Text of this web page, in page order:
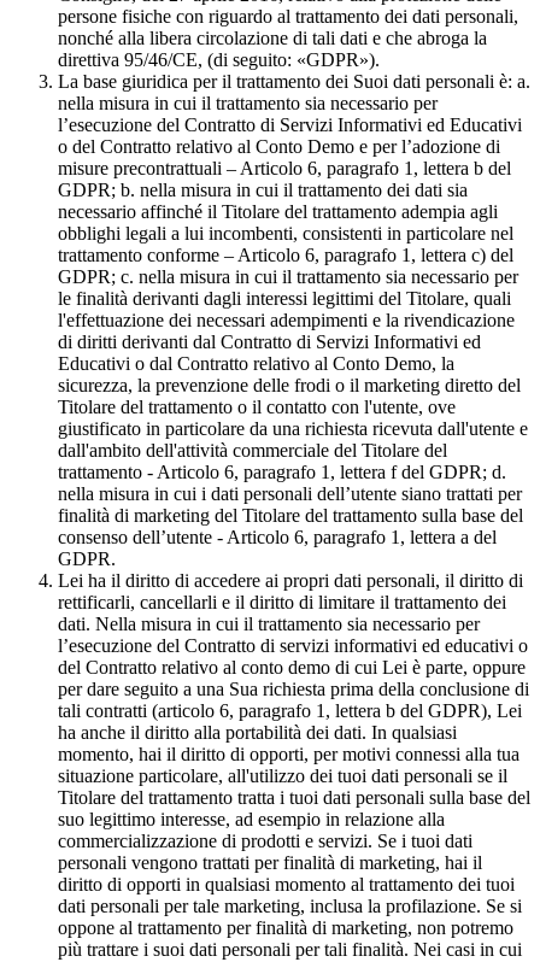
persone fisiche con riguardo al trattamento dei dati personali,
nonché alla libera circolazione di tali dati e che abroga la
direttiva 95/46/CE, (di seguito: «GDPR»).
La base giuridica per il trattamento dei Suoi dati personali è: a.
nella misura in cui il trattamento sia necessario per
l’esecuzione del Contratto di Servizi Informativi ed Educativi
o del Contratto relativo al Conto Demo e per l’adozione di
misure precontrattuali – Articolo 6, paragrafo 1, lettera b del
GDPR; b. nella misura in cui il trattamento dei dati sia
necessario affinché il Titolare del trattamento adempia agli
obblighi legali a lui incombenti, consistenti in particolare nel
trattamento conforme – Articolo 6, paragrafo 1, lettera c) del
GDPR; c. nella misura in cui il trattamento sia necessario per
le finalità derivanti dagli interessi legittimi del Titolare, quali
l'effettuazione dei necessari adempimenti e la rivendicazione
di diritti derivanti dal Contratto di Servizi Informativi ed
Educativi o dal Contratto relativo al Conto Demo, la
sicurezza, la prevenzione delle frodi o il marketing diretto del
Titolare del trattamento o il contatto con l'utente, ove
giustificato in particolare da una richiesta ricevuta dall'utente e
dall'ambito dell'attività commerciale del Titolare del
trattamento - Articolo 6, paragrafo 1, lettera f del GDPR; d.
nella misura in cui i dati personali dell’utente siano trattati per
finalità di marketing del Titolare del trattamento sulla base del
consenso dell’utente - Articolo 6, paragrafo 1, lettera a del
GDPR.
Lei ha il diritto di accedere ai propri dati personali, il diritto di
rettificarli, cancellarli e il diritto di limitare il trattamento dei
dati. Nella misura in cui il trattamento sia necessario per
l’esecuzione del Contratto di servizi informativi ed educativi o
del Contratto relativo al conto demo di cui Lei è parte, oppure
per dare seguito a una Sua richiesta prima della conclusione di
tali contratti (articolo 6, paragrafo 1, lettera b del GDPR), Lei
ha anche il diritto alla portabilità dei dati. In qualsiasi
momento, hai il diritto di opporti, per motivi connessi alla tua
situazione particolare, all'utilizzo dei tuoi dati personali se il
Titolare del trattamento tratta i tuoi dati personali sulla base del
suo legittimo interesse, ad esempio in relazione alla
commercializzazione di prodotti e servizi. Se i tuoi dati
personali vengono trattati per finalità di marketing, hai il
diritto di opporti in qualsiasi momento al trattamento dei tuoi
dati personali per tale marketing, inclusa la profilazione. Se si
oppone al trattamento per finalità di marketing, non potremo
più trattare i suoi dati personali per tali finalità. Nei casi in cui